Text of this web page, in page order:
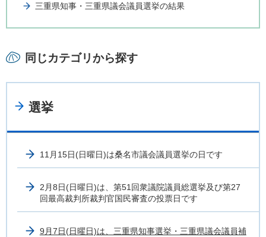
三重県知事・三重県議会議員選挙の結果
同じカテゴリから探す
選挙
11月15日(日曜日)は桑名市議会議員選挙の日です
2月8日(日曜日)は、第51回衆議院議員総選挙及び第27
回最高裁判所裁判官国民審査の投票日です
9月7日(日曜日)は、三重県知事選挙・三重県議会議員補